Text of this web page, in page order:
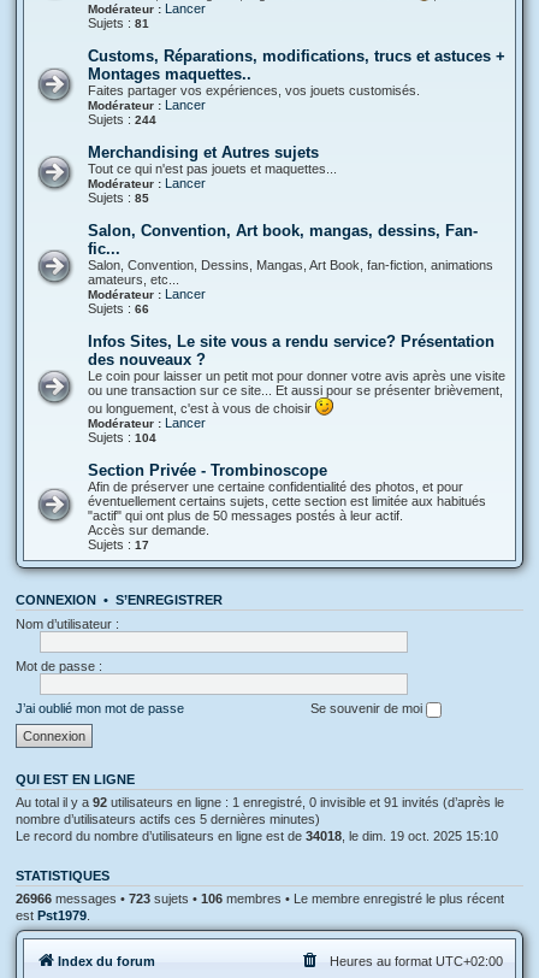
Modérateur : Lancer
Sujets : 81
Customs, Réparations, modifications, trucs et astuces +
Montages maquettes..
Faites partager vos expériences, vos jouets customisés.
Modérateur : Lancer
Sujets : 244
Merchandising et Autres sujets
Tout ce qui n'est pas jouets et maquettes...
Modérateur : Lancer
Sujets : 85
Salon, Convention, Art book, mangas, dessins, Fan-
fic...
Salon, Convention, Dessins, Mangas, Art Book, fan-fiction, animations
amateurs, etc...
Modérateur : Lancer
Sujets : 66
Infos Sites, Le site vous a rendu service? Présentation
des nouveaux ?
Le coin pour laisser un petit mot pour donner votre avis après une visite
ou une transaction sur ce site... Et aussi pour se présenter brièvement,
ou longuement, c'est à vous de choisir
Modérateur : Lancer
Sujets : 104
Section Privée - Trombinoscope
Afin de préserver une certaine confidentialité des photos, et pour
éventuellement certains sujets, cette section est limitée aux habitués
"actif" qui ont plus de 50 messages postés à leur actif.
Accès sur demande.
Sujets : 17
CONNEXION • S’ENREGISTRER
Nom d’utilisateur :
Mot de passe :
J’ai oublié mon mot de passe Se souvenir de moi
QUI EST EN LIGNE
Au total il y a 92 utilisateurs en ligne : 1 enregistré, 0 invisible et 91 invités (d’après le
nombre d’utilisateurs actifs ces 5 dernières minutes)
Le record du nombre d’utilisateurs en ligne est de 34018 , le dim. 19 oct. 2025 15:10
STATISTIQUES
26966 messages • 723 sujets • 106 membres • Le membre enregistré le plus récent
est Pst1979
Index du forum Heures au format UTC+02:00